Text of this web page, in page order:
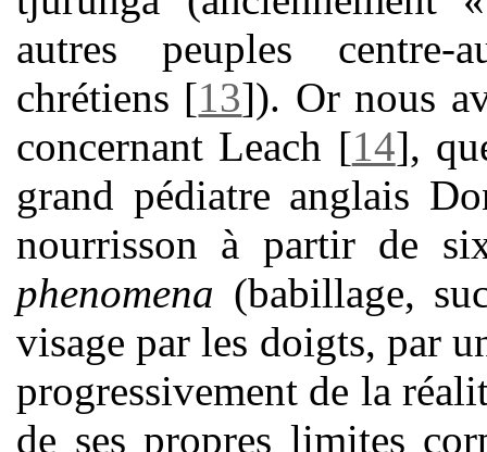
autres peuples
chrétiens [13]). Or nous
concernant Leach [14],
grand pédiatre anglais
nourrisson à partir de
phenomena (babillage,
visage par les doigts, par
progressivement de la
de ses propres limites